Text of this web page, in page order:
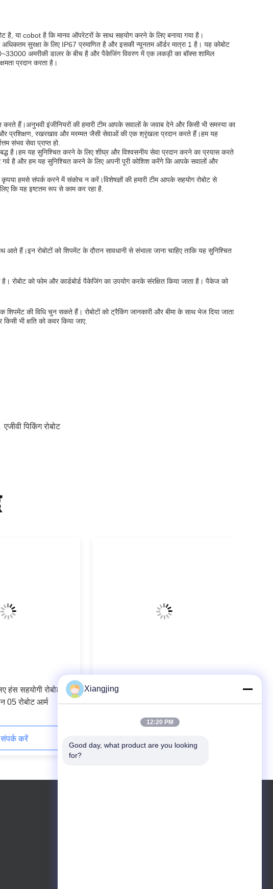
है, या cobot है कि मानव ऑपरेटरों के साथ सहयोग करने के लिए बनाया गया है।
सुरक्षा के लिए IP67 प्रमाणित है और इसकी न्यूनतम ऑर्डर मात्रा 1 है। यह कोबोट
अमरीकी डालर के बीच है और पैकेजिंग विवरण में एक लकड़ी का बॉक्स शामिल
प्रदान करता है।
करते हैं।अनुभवी इंजीनियरों की हमारी टीम आपके सवालों के जवाब देने और किसी भी समस्या का
प्रशिक्षण, रखरखाव और मरम्मत जैसी सेवाओं की एक श्रृंखला प्रदान करते हैं।हम यह
संभव सेवा प्राप्त हो.
है।हम यह सुनिश्चित करने के लिए शीघ्र और विश्वसनीय सेवा प्रदान करने का प्रयास करते
है और हम यह सुनिश्चित करने के लिए अपनी पूरी कोशिश करेंगे कि आपके सवालों और
कृपया हमसे संपर्क करने में संकोच न करें।विशेषज्ञों की हमारी टीम आपके सहयोग रोबोट से
कि यह इष्टतम रूप से काम कर रहा है.
हैं।इन रोबोटों को शिपमेंट के दौरान सावधानी से संभाला जाना चाहिए ताकि यह सुनिश्चित
रोबोट को फोम और कार्डबोर्ड पैकेजिंग का उपयोग करके संरक्षित किया जाता है। पैकेज को
शिपमेंट की विधि चुन सकते हैं। रोबोटों को ट्रैकिंग जानकारी और बीमा के साथ भेज दिया जाता
भी क्षति को कवर किया जाए.
एजीवी पिकिंग रोबोट
सहयोगी रोबोट 6
05 रोबोट आर्म
करें
CNGBS-G05 सहयोगात्मक वेल्डिंग रोबोट
ऑनरोबोट ग्रिपर और लिफ्टिंग सिस्टम के लिए
Xiangjing
12:20 PM
Good day, what product are you looking
for?